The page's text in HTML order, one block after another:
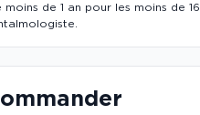
de 1 an pour les moins de 16